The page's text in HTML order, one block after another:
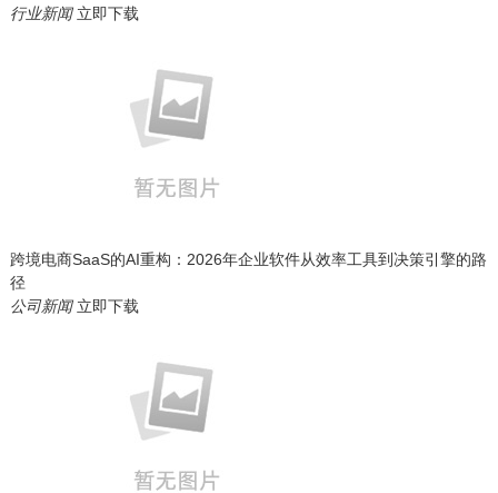
行业新闻 立即下载
跨境电商SaaS的AI重构：2026年企业软件从效率工具到决策引擎的路
径
公司新闻 立即下载